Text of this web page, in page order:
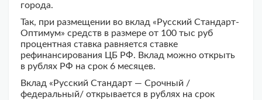
города.
Так, при размещении во вклад «Русский Стандарт-
Оптимум» средств в размере от 100 тыс руб
процентная ставка равняется ставке
рефинансирования ЦБ РФ. Вклад можно открыть
в рублях РФ на срок 6 месяцев.
Вклад «Русский Стандарт — Срочный /
федеральный/ открывается в рублях на срок